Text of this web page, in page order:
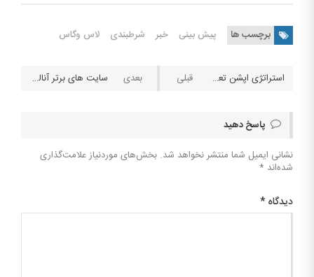
برچسب ها پیش بینی خبر شرطبندی لاس وگاس
استراتژی اپشن تعداد گل در نیمه دوم بیشتر از نیمه اول سایت های برتر آنالیز والیبال
پاسخ دهید
نشانی ایمیل شما منتشر نخواهد شد. بخش‌های موردنیاز علامت‌گذاری
شده‌اند *
دیدگاه *